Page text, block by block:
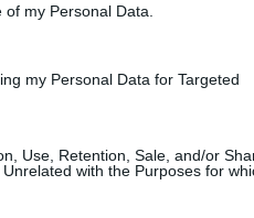
my Personal Data.
my Personal Data for Targeted
Use, Retention, Sale, and/or
with the Purposes for